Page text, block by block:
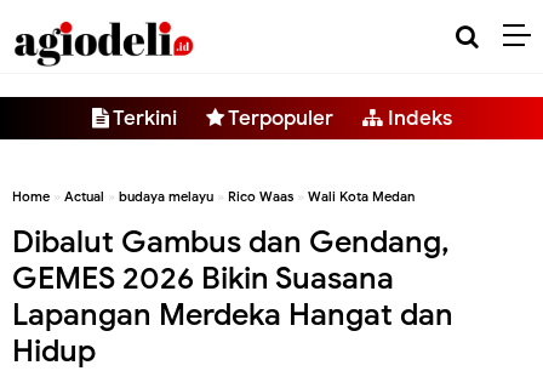
Terkini Terpopuler Indeks
Home » Actual » budaya melayu » Rico Waas » Wali Kota Medan
Dibalut Gambus dan Gendang,
GEMES 2026 Bikin Suasana
Lapangan Merdeka Hangat dan
Hidup